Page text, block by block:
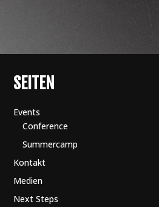
SEITEN
Events
Conference
Summercamp
Kontakt
Medien
Next Steps